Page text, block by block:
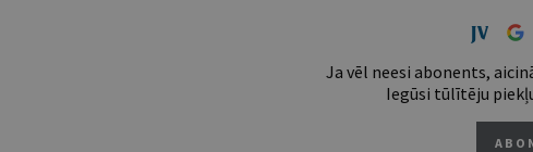
Ja vēl neesi abonents,
Iegūsi tūlītēju